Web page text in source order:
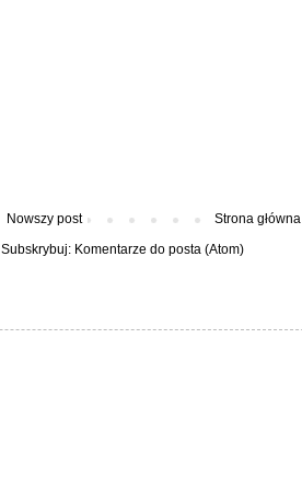
Nowszy post
Strona główna
Subskrybuj: Komentarze do posta (Atom)